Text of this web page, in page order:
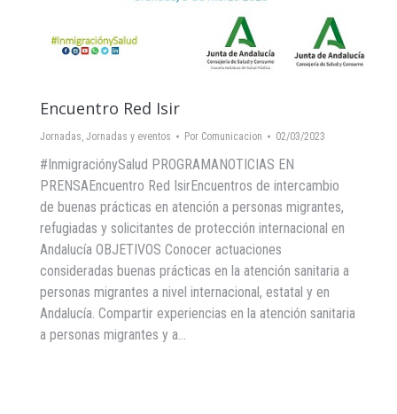
Encuentro Red Isir
Jornadas, Jornadas y eventos Por Comunicacion 02/03/2023
#InmigraciónySalud PROGRAMANOTICIAS EN
PRENSAEncuentro Red IsirEncuentros de intercambio
de buenas prácticas en atención a personas migrantes,
refugiadas y solicitantes de protección internacional en
Andalucía OBJETIVOS Conocer actuaciones
consideradas buenas prácticas en la atención sanitaria a
personas migrantes a nivel internacional, estatal y en
Andalucía. Compartir experiencias en la atención sanitaria
a personas migrantes y a…